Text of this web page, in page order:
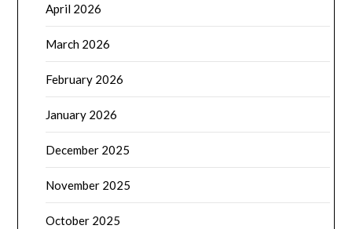
April 2026
March 2026
February 2026
January 2026
December 2025
November 2025
October 2025